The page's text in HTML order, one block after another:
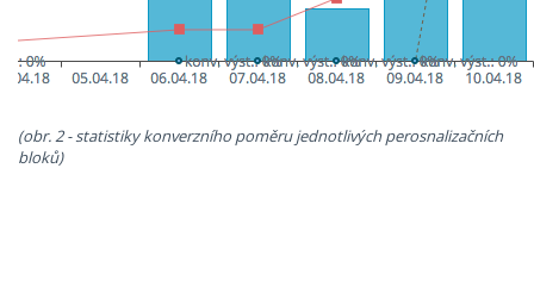
(obr. 2 - statistiky konverzního poměru jednotlivých perosnalizačních
bloků)